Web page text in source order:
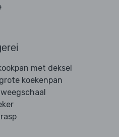
met deksel
koekenpan